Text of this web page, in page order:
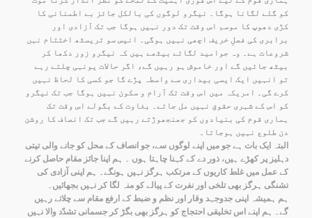
کو گلے لگانا ہوگا۔ نیگرو لوگوں کی بالکل جائز بے اطمنانی کا
کڑی دھوپ کا موسم اس وقت تک دور نہیں ہوگا جب تک آزادی اور
برابری کی فصلِ خریف اچھی نہیں ہوگی۔ انیس سو تریسٹھ اختتام نہں
شروعات ہے۔ وہ جوامید لگائے بیٹھے ہیں کہ نیگرو زور دکھا کر
بیٹھ جائیں گے اور خاموش ہو رہیں گے، اگر حالات یونہی چلتے رہے
تو انہیں ایک ایسی بیداری سے واسطہ پڑے گا جو کسی کا لحاظ نہیں
کرے گی۔ امریکہ میں اس وقت تک آرام و سکون نہیں ہوگا جب تک نیگرو
کو اس کے شہری حقوق نہیں مل جاتے۔ بغاوت کے بگولے اس وقت تک
ہماری قوم کی بنیادوں کو جھنجھوڑتے رہیں گے جب تک انصاف کا روشن
دن طلوع نہیں ہوجاتا۔
البتہ ایک بات ہے جو میں اپنے لوگوں سے، جو انصاف کے محل کو جانے والی تپتی
دہلیز پر کھڑے ہیں، ذور دے کے کہنا چاہتا ہوں ۔ ہم اپنا جائز مقام حاصل کرنے
کے عمل میں غلط کاریوں کے مرتکب ہرگز نہیں ہونگے۔ ہم اپنی آزادی کی
تشنگی ہرگز بھی تلخی اور نفرت کے پیالے کو منہ لگا کر نہیں بجھائیں۔
ہم ہمیشہ اپنی جدوجہد وقار اور نظم و ضبط کے ارفع مقام سے چلاتے رہیں
گے۔ ہم اپنے اس تخلیقی احتجاج کو ہرگز بھی بگڑ کر جسمانی تشدّد والا نہیں